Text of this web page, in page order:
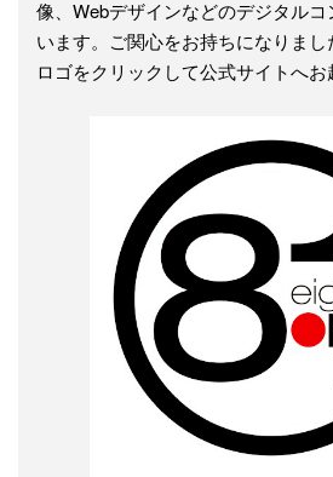
像、Webデザインなどのデジタル
います。ご関心をお持ちになりま
ロゴをクリックして公式サイトへお